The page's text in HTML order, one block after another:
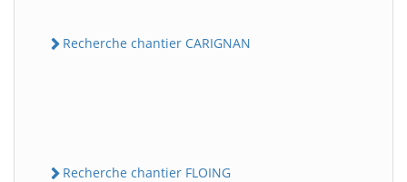
Recherche chantier CARIGNAN
Recherche chantier FLOING